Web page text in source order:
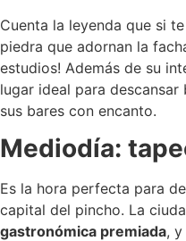
Cuenta la leyenda que si
piedra que adornan la
estudios! Además de su
lugar ideal para
sus bares con encanto.
Mediodía:
Es la hora perfecta para
capital del pincho. La
gastronómica premiada,